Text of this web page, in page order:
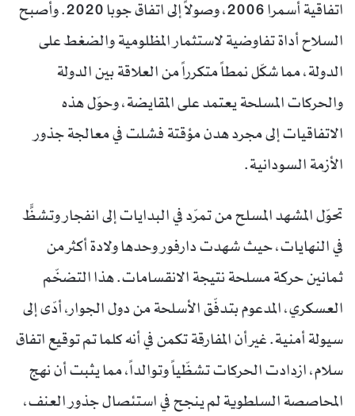
اتفاقية أسمرا 2006، وصولاً إلى اتفاق جوبا 2020. وأصبح
السلاح أداة تفاوضية لاستثمار المظلومية والضغط على
الدولة، مما شكّل نمطاً متكرراً من العلاقة بين الدولة
والحركات المسلحة يعتمد على المقايضة، وحوّل هذه
الاتفاقيات إلى مجرد هدن مؤقتة فشلت في معالجة جذور
الأزمة السودانية.
تحوّل المشهد المسلح من تمرّد في البدايات إلى انفجار وتشظٍّ
في النهايات، حيث شهدت دارفور وحدها ولادة أكثر من
ثمانين حركة مسلحة نتيجة الانقسامات. هذا التضخّم
العسكري، المدعوم بتدفّق الأسلحة من دول الجوار، أدّى إلى
سيولة أمنية. غير أن المفارقة تكمن في أنه كلما تم توقيع اتفاق
سلام، ازدادت الحركات تشظّياً وتوالداً، مما يثبت أن نهج
المحاصصة السلطوية لم ينجح في استئصال جذور العنف،